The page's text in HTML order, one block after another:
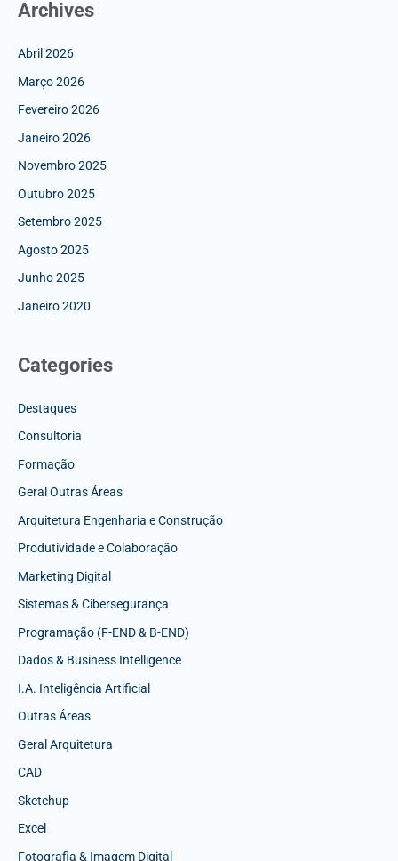
Archives
Abril 2026
Março 2026
Fevereiro 2026
Janeiro 2026
Novembro 2025
Outubro 2025
Setembro 2025
Agosto 2025
Junho 2025
Janeiro 2020
Categories
Destaques
Consultoria
Formação
Geral Outras Áreas
Arquitetura Engenharia e Construção
Produtividade e Colaboração
Marketing Digital
Sistemas & Cibersegurança
Programação (F-END & B-END)
Dados & Business Intelligence
I.A. Inteligência Artificial
Outras Áreas
Geral Arquitetura
CAD
Sketchup
Excel
Fotografia & Imagem Digital